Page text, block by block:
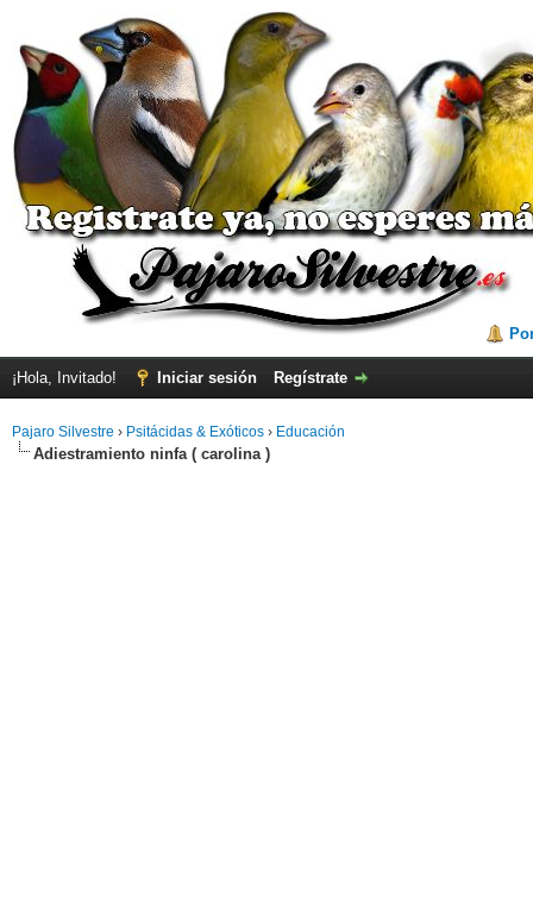
¡Hola, Invitado! Iniciar sesión Regístrate
Pajaro Silvestre › Psitácidas & Exóticos › Educación
Adiestramiento ninfa ( carolina )